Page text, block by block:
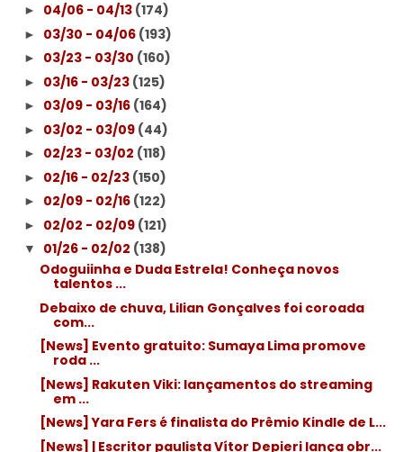
► 04/06 - 04/13 (174)
► 03/30 - 04/06 (193)
► 03/23 - 03/30 (160)
► 03/16 - 03/23 (125)
► 03/09 - 03/16 (164)
► 03/02 - 03/09 (44)
► 02/23 - 03/02 (118)
► 02/16 - 02/23 (150)
► 02/09 - 02/16 (122)
► 02/02 - 02/09 (121)
▼ 01/26 - 02/02 (138)
Odoguiinha e Duda Estrela! Conheça novos
talentos ...
Debaixo de chuva, Lilian Gonçalves foi coroada
com...
[News] Evento gratuito: Sumaya Lima promove
roda ...
[News] Rakuten Viki: lançamentos do streaming
em ...
[News] Yara Fers é finalista do Prêmio Kindle de L...
[News] | Escritor paulista Vítor Depieri lança obr...